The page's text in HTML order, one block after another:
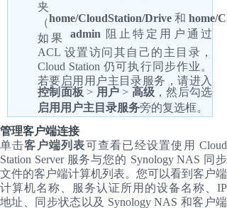
夹
（ home/CloudStation/Drive 和 home/
如果 admin 阻止特定用户通过
ACL 设置访问其自己的主目录，
Cloud Station 仍可执行同步作业。
若要启用用户主目录服务，请进入
控制面板 > 用户 > 高级 ，然后勾选
启用用户主目录服务旁的复选框。
管理客户端连接
单击客户端列表可查看已经设置使用 Cloud
Station Server 服务与您的 Synology NAS 同步
文件的客户端计算机列表。您可以看到客户端
计算机名称、服务认证所用的设备名称、IP
地址、同步状态以及 Synology NAS 和客户端